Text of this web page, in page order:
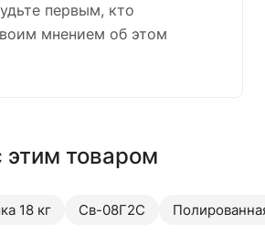
первым, кто
мнением об этом
этим товаром
18 кг Св-08Г2С